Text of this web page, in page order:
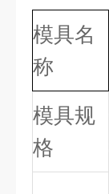
模具名
称
模具规
格